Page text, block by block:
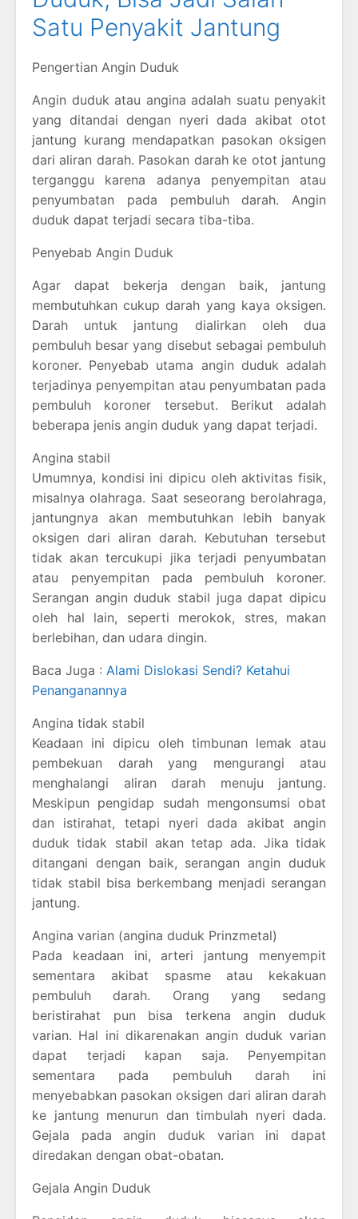
Satu Penyakit Jantung
Pengertian Angin Duduk
Angin duduk atau angina adalah suatu penyakit
yang ditandai dengan nyeri dada akibat otot
jantung kurang mendapatkan pasokan oksigen
dari aliran darah. Pasokan darah ke otot jantung
terganggu karena adanya penyempitan atau
penyumbatan pada pembuluh darah. Angin
duduk dapat terjadi secara tiba-tiba.
Penyebab Angin Duduk
Agar dapat bekerja dengan baik, jantung
membutuhkan cukup darah yang kaya oksigen.
Darah untuk jantung dialirkan oleh dua
pembuluh besar yang disebut sebagai pembuluh
koroner. Penyebab utama angin duduk adalah
terjadinya penyempitan atau penyumbatan pada
pembuluh koroner tersebut. Berikut adalah
beberapa jenis angin duduk yang dapat terjadi.
Angina stabil
Umumnya, kondisi ini dipicu oleh aktivitas fisik,
misalnya olahraga. Saat seseorang berolahraga,
jantungnya akan membutuhkan lebih banyak
oksigen dari aliran darah. Kebutuhan tersebut
tidak akan tercukupi jika terjadi penyumbatan
atau penyempitan pada pembuluh koroner.
Serangan angin duduk stabil juga dapat dipicu
oleh hal lain, seperti merokok, stres, makan
berlebihan, dan udara dingin.
Baca Juga : Alami Dislokasi Sendi? Ketahui
Penanganannya
Angina tidak stabil
Keadaan ini dipicu oleh timbunan lemak atau
pembekuan darah yang mengurangi atau
menghalangi aliran darah menuju jantung.
Meskipun pengidap sudah mengonsumsi obat
dan istirahat, tetapi nyeri dada akibat angin
duduk tidak stabil akan tetap ada. Jika tidak
ditangani dengan baik, serangan angin duduk
tidak stabil bisa berkembang menjadi serangan
jantung.
Angina varian (angina duduk Prinzmetal)
Pada keadaan ini, arteri jantung menyempit
sementara akibat spasme atau kekakuan
pembuluh darah. Orang yang sedang
beristirahat pun bisa terkena angin duduk
varian. Hal ini dikarenakan angin duduk varian
dapat terjadi kapan saja. Penyempitan
sementara pada pembuluh darah ini
menyebabkan pasokan oksigen dari aliran darah
ke jantung menurun dan timbulah nyeri dada.
Gejala pada angin duduk varian ini dapat
diredakan dengan obat-obatan.
Gejala Angin Duduk